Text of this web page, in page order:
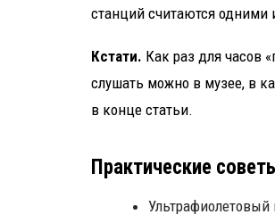
станций считаются
Кстати. Как раз для часов
слушать можно в музее, в
в конце статьи.
Практические